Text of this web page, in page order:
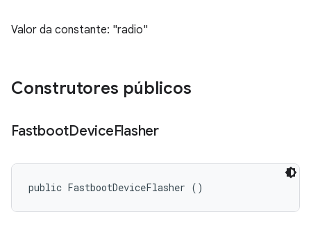
Valor da constante: "radio"
Construtores públicos
FastbootDeviceFlasher
public FastbootDeviceFlasher ()